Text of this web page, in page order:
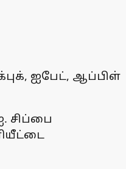
ஐபேட், ஆப்பிள்
சிப்பை